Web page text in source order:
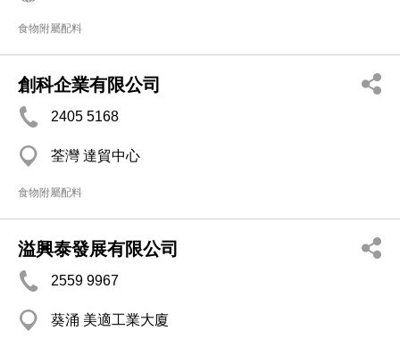
食物附屬配料
創科企業有限公司
2405 5168
荃灣 達貿中心
食物附屬配料
溢興泰發展有限公司
2559 9967
葵涌 美適工業大廈